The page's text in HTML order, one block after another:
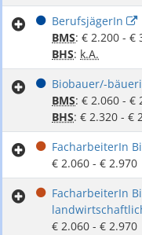
BerufsjägerIn
BMS: € 2.200 - €
BHS: k.A.
Biobauer/-
BMS: € 2.060 - €
BHS: € 2.320 - €
FacharbeiterIn
€ 2.060 - € 2.970
FacharbeiterIn
€ 2.060 - € 2.970